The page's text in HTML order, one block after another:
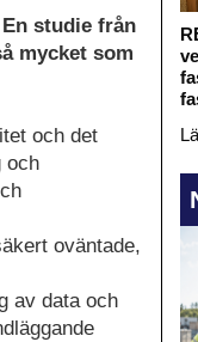
studie från
mycket som
och det
och
oväntade,
av data och